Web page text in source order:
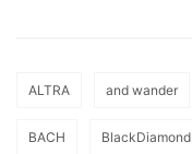
ALTRA and wander
BACH BlackDiamond